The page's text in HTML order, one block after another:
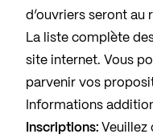
d’ouvriers seront au
La liste complète
site internet. Vous
parvenir vos
Informations
Inscriptions: Veuillez